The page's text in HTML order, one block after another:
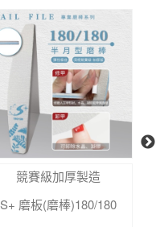
競賽級加厚製造
S+ 磨板(磨棒)180/180